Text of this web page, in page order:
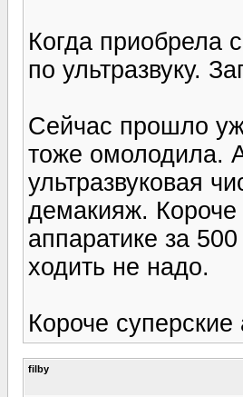
Когда приобрела
по ультразвуку.
Сейчас прошло
тоже омолодила.
ультразвуковая
демакияж.
аппаратике за
ходить не надо.
Короче суперские
filby